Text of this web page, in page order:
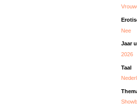
Nee
Jaar
2026
Taal